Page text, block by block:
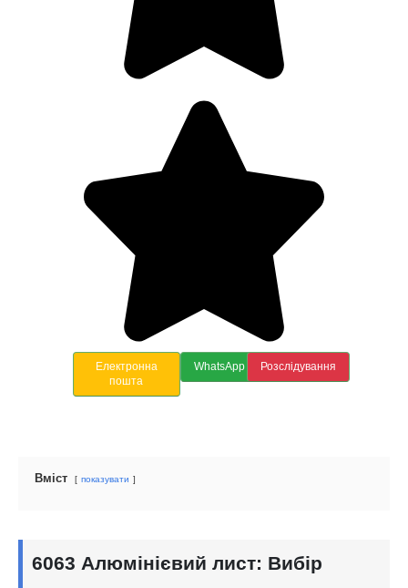
Електронна
пошта
WhatsApp Розслідування
Вміст показувати
6063 Алюмінієвий лист: Вибір